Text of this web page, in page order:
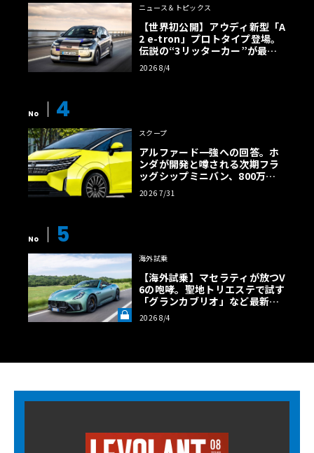
ニュース＆トピックス
【世界初公開】アウディ新型「A
2 e-tron」プロトタイプ登場。
伝説の“3リッターカー”が最高
効率エントリーBEVとして復活
【画像38枚】
2026 8/4
No 4
スクープ
アルファード一強への回答。ホ
ンダが開発と噂される次期フラ
ッグシップミニバン、800万円
超の勝算【予想CG】
2026 7/31
No 5
海外試乗
【海外試乗】マセラティが放つV
6の咆哮。聖地トリエステで試す
「グランカブリオ」など最新ト
ロフェオ3台の官能評価《LE VO
LANT LAB》
2026 8/4